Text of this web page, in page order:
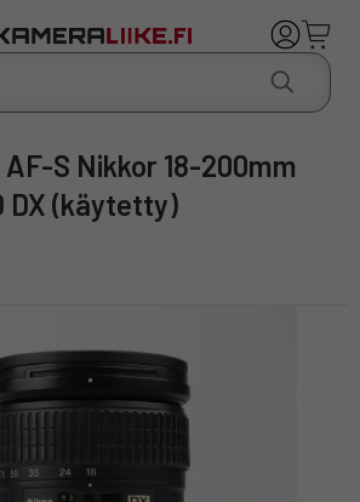
DX (käytetty)